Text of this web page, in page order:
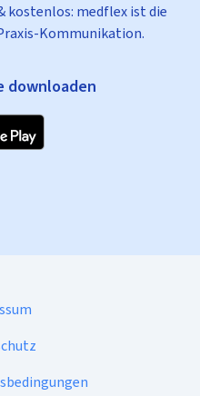
kostenlos: medflex ist die
Kommunikation.
downloaden